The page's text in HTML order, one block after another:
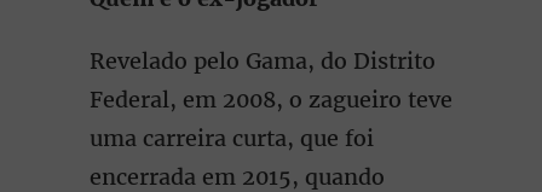
Revelado pelo Gama, do Distrito
Federal, em 2008, o zagueiro teve
uma carreira curta, que foi
encerrada em 2015, quando